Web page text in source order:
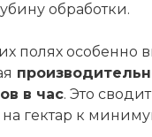
обработки.
полях особенно
в час. Это
на гектар к